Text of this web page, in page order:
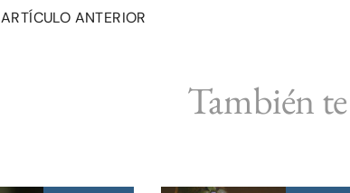
ARTÍCULO ANTERIOR
También